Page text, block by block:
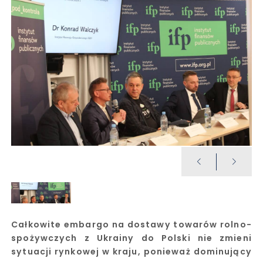
Całkowite embargo na dostawy towarów rolno-
spożywczych z Ukrainy do Polski nie zmieni
sytuacji rynkowej w kraju, ponieważ dominujący